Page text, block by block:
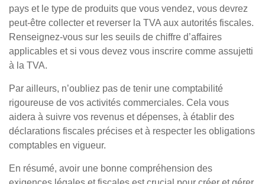
pays et le type de produits que vous vendez, vous devrez
peut-être collecter et reverser la TVA aux autorités fiscales.
Renseignez-vous sur les seuils de chiffre d’affaires
applicables et si vous devez vous inscrire comme assujetti
à la TVA.
Par ailleurs, n’oubliez pas de tenir une comptabilité
rigoureuse de vos activités commerciales. Cela vous
aidera à suivre vos revenus et dépenses, à établir des
déclarations fiscales précises et à respecter les obligations
comptables en vigueur.
En résumé, avoir une bonne compréhension des